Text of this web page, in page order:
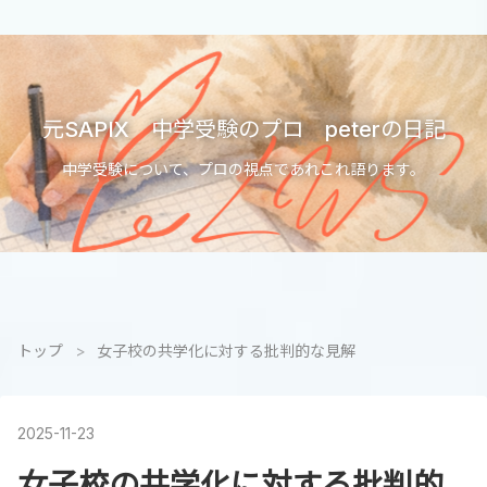
元SAPIX 中学受験のプロ peterの日記
中学受験について、プロの視点であれこれ語ります。
トップ > 女子校の共学化に対する批判的な見解
2025-11-23